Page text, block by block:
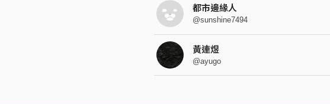
都市邊緣人
@sunshine7494
黃連煜
@ayugo